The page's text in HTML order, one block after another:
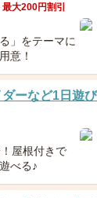
大200円割引
」をテーマに
意！
ーなど1日遊
屋根付きで
べる♪